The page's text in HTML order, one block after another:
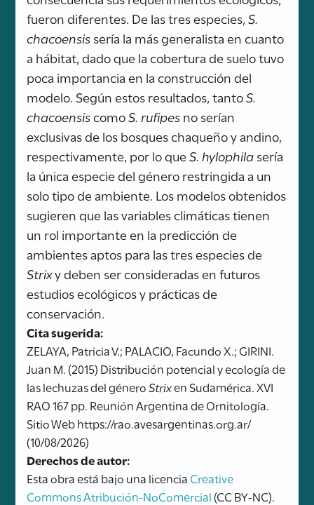
fueron diferentes. De las tres especies,S.
chacoensissería la más generalista en cuanto
a hábitat, dado que la cobertura de suelo tuvo
poca importancia en la construcción del
modelo. Según estos resultados, tantoS.
chacoensiscomoS. rufipesno serían
exclusivas de los bosques chaqueño y andino,
respectivamente, por lo queS. hylophilasería
la única especie del género restringida a un
solo tipo de ambiente. Los modelos obtenidos
sugieren que las variables climáticas tienen
un rol importante en la predicción de
ambientes aptos para las tres especies de
Strixy deben ser consideradas en futuros
estudios ecológicos y prácticas de
conservación.
Cita sugerida:
ZELAYA, Patricia V.; PALACIO, Facundo X.; GIRINI.
Juan M. (2015) Distribución potencial y ecología de
las lechuzas del género Strixen Sudamérica. XVI
RAO 167 pp. Reunión Argentina de Ornitología.
Sitio Web https://rao.avesargentinas.org.ar/
(10/08/2026)
Derechos de autor:
Esta obra está bajo una licencia Creative
Commons Atribución-NoComercial(CC BY-NC).